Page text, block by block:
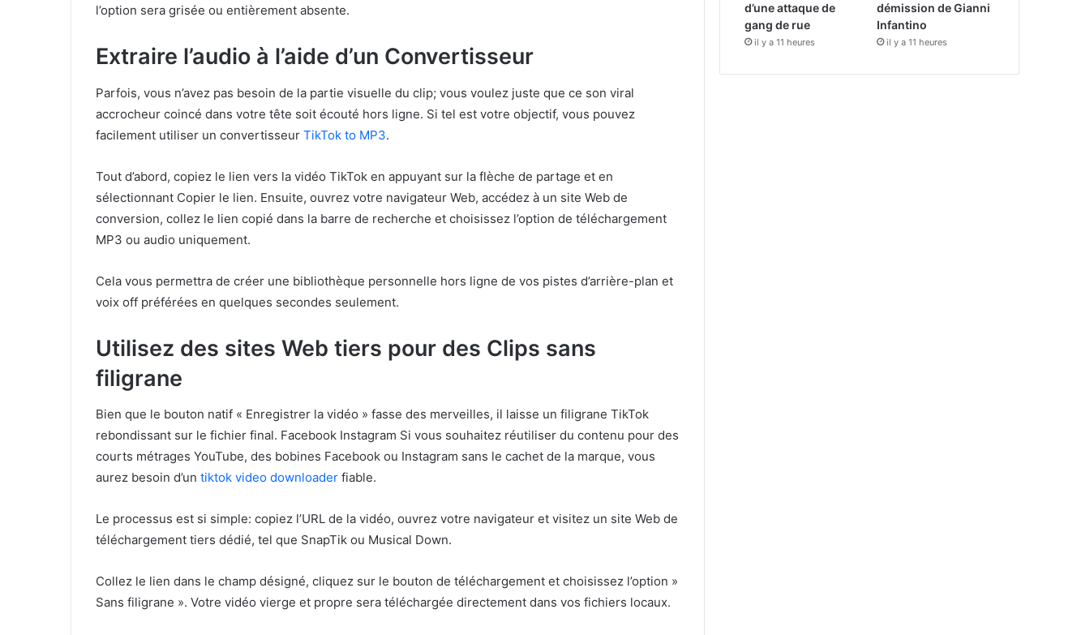
l’option sera grisée ou entièrement absente.
Extraire l’audio à l’aide d’un Convertisseur
Parfois, vous n’avez pas besoin de la partie visuelle du clip; vous voulez juste que ce son viral
accrocheur coincé dans votre tête soit écouté hors ligne. Si tel est votre objectif, vous pouvez
facilement utiliser un convertisseur TikTok to MP3.
Tout d’abord, copiez le lien vers la vidéo TikTok en appuyant sur la flèche de partage et en
sélectionnant Copier le lien. Ensuite, ouvrez votre navigateur Web, accédez à un site Web de
conversion, collez le lien copié dans la barre de recherche et choisissez l’option de téléchargement
MP3 ou audio uniquement.
Cela vous permettra de créer une bibliothèque personnelle hors ligne de vos pistes d’arrière-plan et
voix off préférées en quelques secondes seulement.
Utilisez des sites Web tiers pour des Clips sans
filigrane
Bien que le bouton natif « Enregistrer la vidéo » fasse des merveilles, il laisse un filigrane TikTok
rebondissant sur le fichier final. Facebook Instagram Si vous souhaitez réutiliser du contenu pour des
courts métrages YouTube, des bobines Facebook ou Instagram sans le cachet de la marque, vous
aurez besoin d’un tiktok video downloader fiable.
Le processus est si simple: copiez l’URL de la vidéo, ouvrez votre navigateur et visitez un site Web de
téléchargement tiers dédié, tel que SnapTik ou Musical Down.
Collez le lien dans le champ désigné, cliquez sur le bouton de téléchargement et choisissez l’option »
Sans filigrane ». Votre vidéo vierge et propre sera téléchargée directement dans vos fichiers locaux.
d’une attaque de
gang de rue
il y a 11 heures
démission de Gianni
Infantino
il y a 11 heures